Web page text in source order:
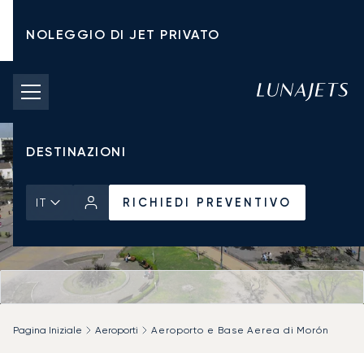
NOLEGGIO DI JET PRIVATO
TARIFFE DI NOLEGGIO
JET PRIVATI
DESTINAZIONI
IT RICHIEDI PREVENTIVO
Pagina Iniziale Aeroporti Aeroporto e Base Aerea di Morón